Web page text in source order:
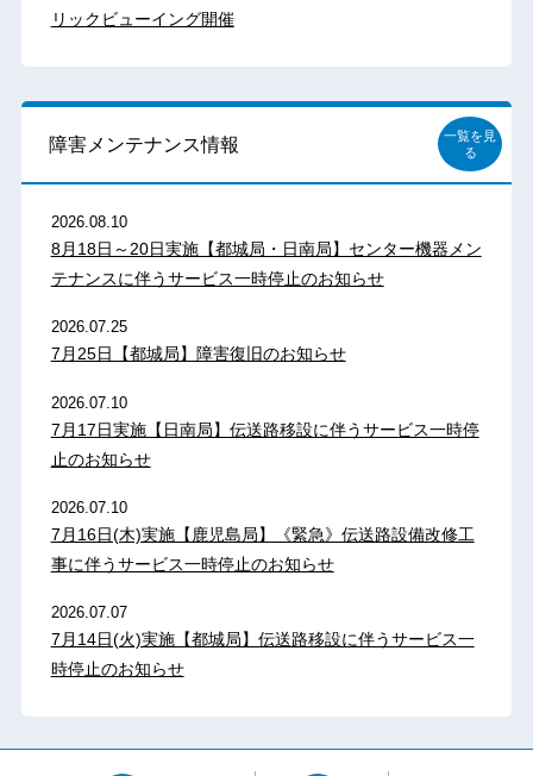
リックビューイング開催
障害メンテナンス情報
一覧を見
る
2026.08.10
8月18日～20日実施【都城局・日南局】センター機器メン
テナンスに伴うサービス一時停止のお知らせ
2026.07.25
7月25日【都城局】障害復旧のお知らせ
2026.07.10
7月17日実施【日南局】伝送路移設に伴うサービス一時停
止のお知らせ
2026.07.10
7月16日(木)実施【鹿児島局】《緊急》伝送路設備改修工
事に伴うサービス一時停止のお知らせ
2026.07.07
7月14日(火)実施【都城局】伝送路移設に伴うサービス一
時停止のお知らせ